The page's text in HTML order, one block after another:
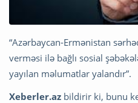
“Azərbaycan-Ermənistan
verməsi ilə bağlı sosial
yayılan məlumatlar yalandır”.
Xeberler.az bildirir ki, bunu